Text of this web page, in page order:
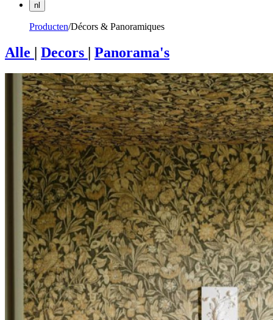
nl
Producten Décors & Panoramiques
Alle | Decors | Panorama's